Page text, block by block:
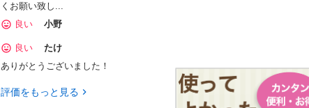
くお願い致し...
良い
小野
良い
たけ
ありがとうございました！
評価をもっと見る